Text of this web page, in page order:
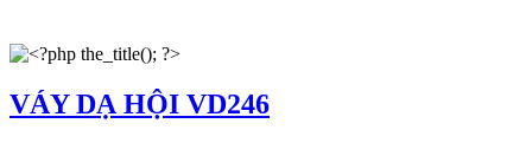
VÁY DẠ HỘI VD246